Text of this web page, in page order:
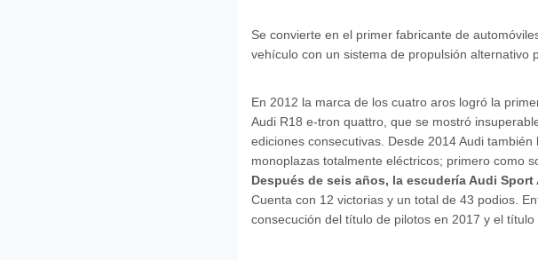
Se convierte en el primer fabricante de
vehículo con un sistema de propulsión alternativo
En 2012 la marca de los cuatro aros logró la
Audi R18 e-tron quattro, que se mostró
ediciones consecutivas. Desde 2014 Audi
monoplazas totalmente eléctricos; primero como
Después de seis años, la escudería Audi
Cuenta con 12 victorias y un total de 43 podios.
consecución del título de pilotos en 2017 y el